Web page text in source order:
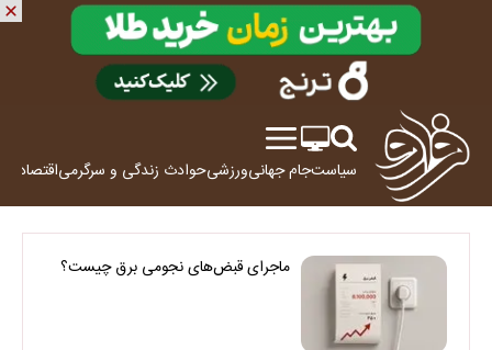
سیاستجام جهانیورزشیحوادث زندگی و سرگرمیاقتصاد
ماجرای قبض‌های نجومی برق چیست؟